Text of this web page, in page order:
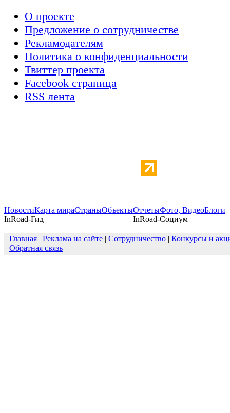
О проекте
Предложение о сотрудничестве
Рекламодателям
Политика о конфиденциальности
Твиттер проекта
Facebook страница
RSS лента
НовостиКарта мираСтраныОбъектыОтчетыФото, ВидеоБлоги
InRoad-Гид
InRoad-Социум
Главная | Реклама на сайте | Сотрудничество | Конкурсы и
Обратная связь